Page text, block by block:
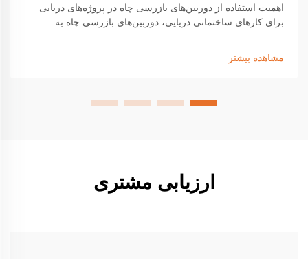
اهمیت استفاده از دوربین‌های بازرسی چاه در پروژه‌های دریایی
برای کارهای ساختمانی دریایی، دوربین‌های بازرسی چاه به
سطح تبدیل شده‌اند که می‌توانند منجر به شکست‌های اساسی
شوند...
مشاهده بیشتر
ارزیابی مشتری